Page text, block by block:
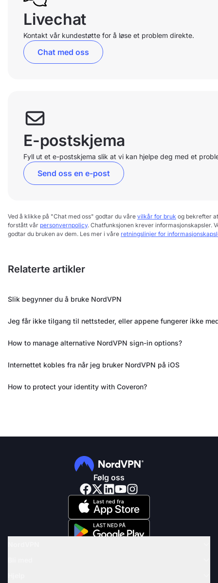
Livechat
Kontakt vår kundestøtte for å løse et problem direkte.
Chat med oss
E-postskjema
Fyll ut et e-postskjema slik at vi kan hjelpe deg med et
Send oss en e-post
Ved å klikke på "Chat med oss" godtar du våre vilkår for bruk og bekrefter
forstått vår personvernpolicy. Chatfunksjonen krever informasjonskapsler.
godtar du bruken av dem. Les mer i våre retningslinjer for
Relaterte artikler
Slik begynner du å bruke NordVPN
Jeg får ikke tilgang til nettsteder, eller appene fungerer ikke
How to manage alternative NordVPN sign-in options?
Internettet kobles fra når jeg bruker NordVPN på iOS
How to protect your identity with Coveron?
Følg oss